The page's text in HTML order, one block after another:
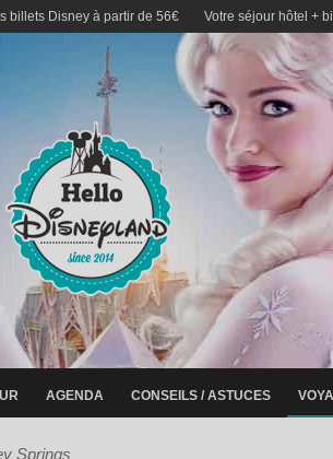
billets Disney à partir de 56€ Votre séjour hôtel +
AGENDA CONSEILS / ASTUCES
Springs